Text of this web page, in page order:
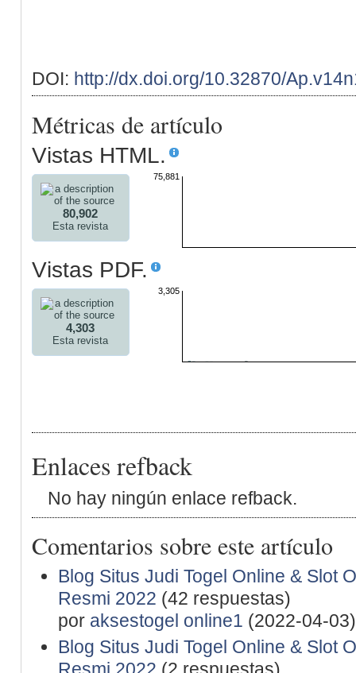
DOI: http://dx.doi.org/10.32870/
Métricas de artículo
Vistas HTML.
80,902
Esta revista
75,881
Vistas PDF.
4,303
Esta revista
3,305
Enlaces refback
No hay ningún enlace refback.
Comentarios sobre este artículo
Blog Situs Judi Togel Online & Slot
Resmi 2022 (42 respuestas)
por aksestogel online1 (2022-04-03)
Blog Situs Judi Togel Online & Slot